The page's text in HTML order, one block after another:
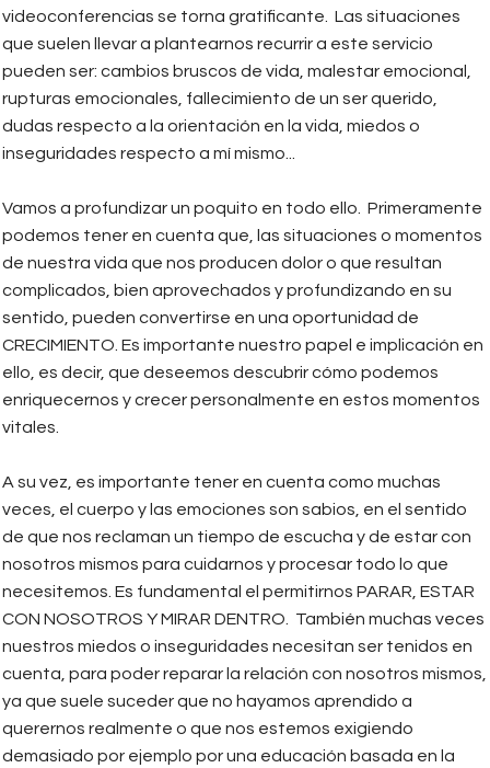
videoconferencias se torna gratificante. Las situaciones
que suelen llevar a plantearnos recurrir a este servicio
pueden ser: cambios bruscos de vida, malestar emocional,
rupturas emocionales, fallecimiento de un ser querido,
dudas respecto a la orientación en la vida, miedos o
inseguridades respecto a mí mismo...
Vamos a profundizar un poquito en todo ello. Primeramente
podemos tener en cuenta que, las situaciones o momentos
de nuestra vida que nos producen dolor o que resultan
complicados, bien aprovechados y profundizando en su
sentido, pueden convertirse en una oportunidad de
CRECIMIENTO. Es importante nuestro papel e implicación en
ello, es decir, que deseemos descubrir cómo podemos
enriquecernos y crecer personalmente en estos momentos
vitales.
A su vez, es importante tener en cuenta como muchas
veces, el cuerpo y las emociones son sabios, en el sentido
de que nos reclaman un tiempo de escucha y de estar con
nosotros mismos para cuidarnos y procesar todo lo que
necesitemos. Es fundamental el permitirnos PARAR, ESTAR
CON NOSOTROS Y MIRAR DENTRO. También muchas veces
nuestros miedos o inseguridades necesitan ser tenidos en
cuenta, para poder reparar la relación con nosotros mismos,
ya que suele suceder que no hayamos aprendido a
querernos realmente o que nos estemos exigiendo
demasiado por ejemplo por una educación basada en la